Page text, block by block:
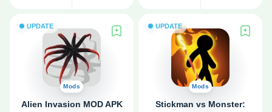
UPDATE
Mods
Alien Invasion MOD APK
UPDATE
Mods
Stickman vs Monster: